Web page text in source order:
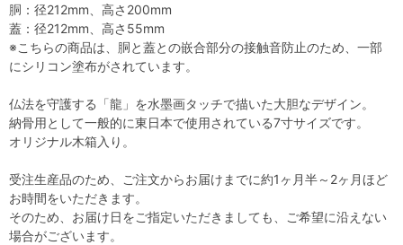
胴：径212mm、高さ200mm
蓋：径212mm、高さ55mm
※こちらの商品は、胴と蓋との嵌合部分の接触音防止のため、一部
にシリコン塗布がされています。
仏法を守護する「龍」を水墨画タッチで描いた大胆なデザイン。
納骨用として一般的に東日本で使用されている7寸サイズです。
オリジナル木箱入り。
受注生産品のため、ご注文からお届けまでに約1ヶ月半～2ヶ月ほど
お時間をいただきます。
そのため、お届け日をご指定いただきましても、ご希望に沿えない
場合がございます。